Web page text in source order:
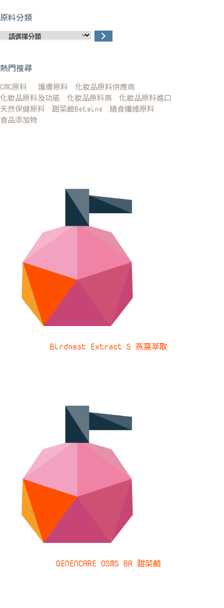
Birdnest Extract S 燕窩萃取
GENENCARE OSMS BA 甜菜鹼
原料分類
熱門搜尋
CMC原料 護膚原料
化妝品原料供應商
化妝品原料及功能
化妝品原料商
化妝品原料進口
天然保健原料
甜菜鹼Betaine
膳食纖維原料
食品添加物